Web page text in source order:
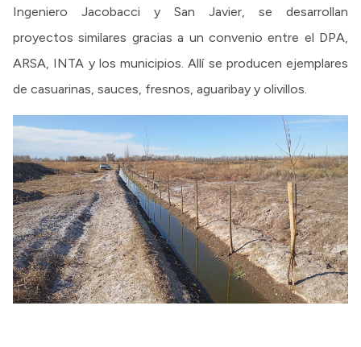
Ingeniero Jacobacci y San Javier, se desarrollan
proyectos similares gracias a un convenio entre el DPA,
ARSA, INTA y los municipios. Allí se producen ejemplares
de casuarinas, sauces, fresnos, aguaribay y olivillos.